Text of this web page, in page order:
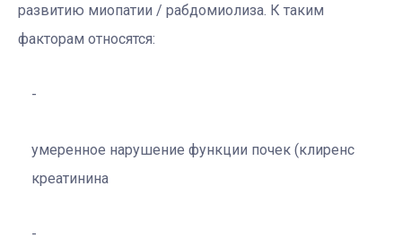
развитию миопатии / рабдомиолиза. К таким
факторам относятся:
умеренное нарушение функции почек (клиренс
креатинина